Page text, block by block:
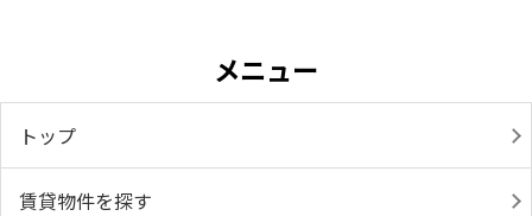
メニュー
トップ
賃貸物件を探す